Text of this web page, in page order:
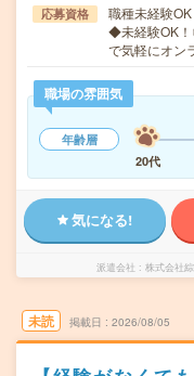
応募資格
職種未経験
◆未経験OK！
で気軽にオン
職場の雰囲気
年齢層
20代
気になる!
派遣会社 株式会社
未読 掲載日 2026/08/05